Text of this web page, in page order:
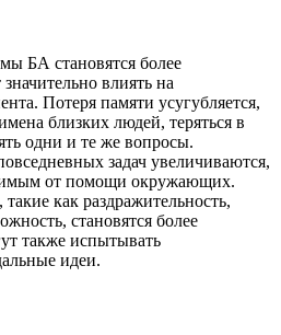
БА становятся более
влиять на
Потеря памяти усугубляется,
близких людей, теряться в
одни и те же вопросы.
задач увеличиваются,
от помощи окружающих.
как раздражительность,
становятся более
также испытывать
идеи.